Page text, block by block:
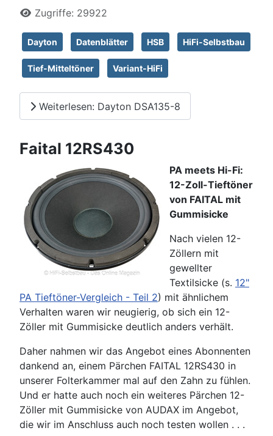
Zugriffe: 29922
Dayton Datenblätter HSB HiFi-Selbstbau
Tief-Mitteltöner Variant-HiFi
Weiterlesen: Dayton DSA135-8
Faital 12RS430
PA meets Hi-Fi:
12-Zoll-Tieftöner
von FAITAL mit
Gummisicke
Nach vielen 12-
Zöllern mit
gewellter
Textilsicke (s. 12"
PA Tieftöner-Vergleich - Teil 2) mit ähnlichem
Verhalten waren wir neugierig, ob sich ein 12-
Zöller mit Gummisicke deutlich anders verhält.
Daher nahmen wir das Angebot eines Abonnenten
dankend an, einem Pärchen FAITAL 12RS430 in
unserer Folterkammer mal auf den Zahn zu fühlen.
Und er hatte auch noch ein weiteres Pärchen 12-
Zöller mit Gummisicke von AUDAX im Angebot,
die wir im Anschluss auch noch testen wollen . . .